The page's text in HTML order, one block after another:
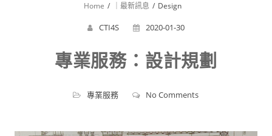
Home ｜最新訊息 Design
CTI4S 2020-01-30
專業服務：設計規劃
專業服務 No Comments